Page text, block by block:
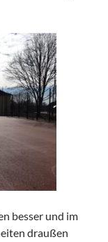
besser und im
draußen